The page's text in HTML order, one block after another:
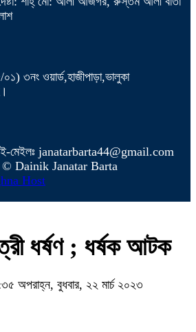
৩নং ওয়ার্ড,হাজীপাড়া,ভালুকা
ই-মেইলঃ janatarbarta44@gmail.com
Dainik Janatar Barta
Host
ধর্ষণ ; ধর্ষক আটক
বুধবার, ২২ মার্চ ২০২৩